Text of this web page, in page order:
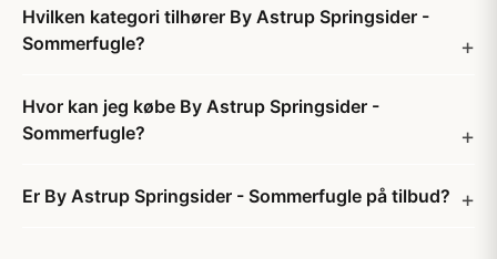
Hvilken kategori tilhører By Astrup Springsider -
Sommerfugle?
Hvor kan jeg købe By Astrup Springsider -
Sommerfugle?
Er By Astrup Springsider - Sommerfugle på tilbud?